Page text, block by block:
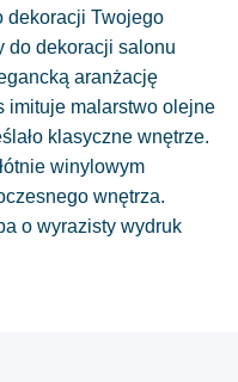
dekoracji Twojego
do dekoracji salonu
aranżację
imituje malarstwo olejne
klasyczne wnętrze.
winylowym
wnętrza.
o wyrazisty wydruk